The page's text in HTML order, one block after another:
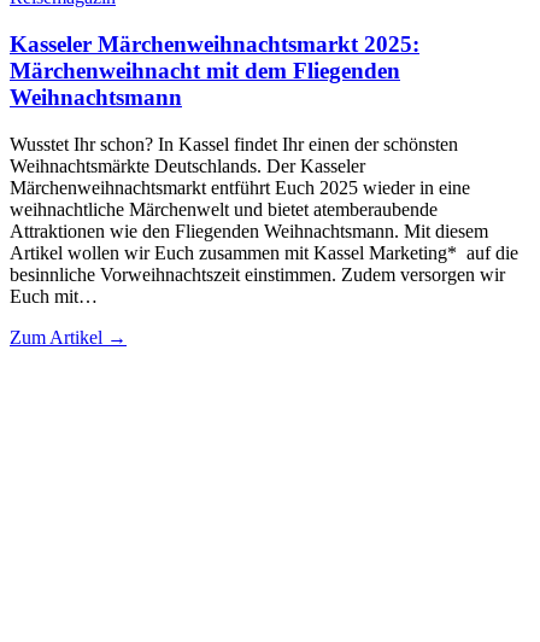
Kasseler Märchenweihnachtsmarkt 2025:
Märchenweihnacht mit dem Fliegenden
Weihnachtsmann
Wusstet Ihr schon? In Kassel findet Ihr einen der schönsten
Weihnachtsmärkte Deutschlands. Der Kasseler
Märchenweihnachtsmarkt entführt Euch 2025 wieder in eine
weihnachtliche Märchenwelt und bietet atemberaubende
Attraktionen wie den Fliegenden Weihnachtsmann. Mit diesem
Artikel wollen wir Euch zusammen mit Kassel Marketing* auf die
besinnliche Vorweihnachtszeit einstimmen. Zudem versorgen wir
Euch mit…
Zum Artikel →